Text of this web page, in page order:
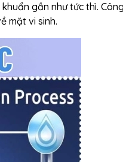
gần như tức thì.
mặt vi sinh.